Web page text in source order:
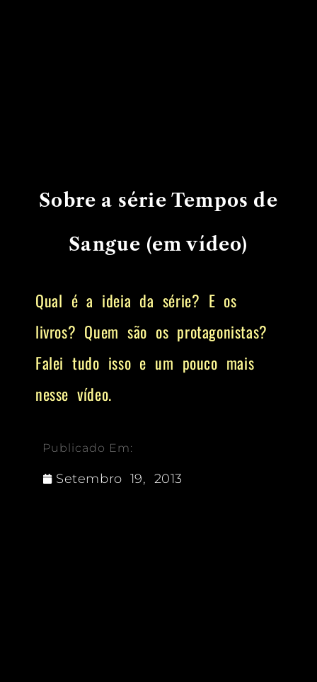
Sobre a série Tempos de
Sangue (em vídeo)
Qual é a ideia da série? E os
livros? Quem são os protagonistas?
Falei tudo isso e um pouco mais
nesse vídeo.
Publicado Em:
Setembro 19, 2013